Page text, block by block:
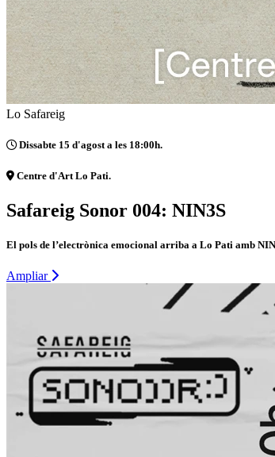
Lo Safareig
Dissabte 15 d'agost a les 18:00h.
Centre d'Art Lo Pati.
Safareig Sonor 004: NIN3S
El pols de l’electrònica emocional arriba a Lo Pati amb
Ampliar